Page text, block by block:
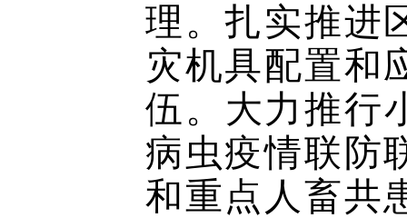
理。扎实推进
灾机具配置和
伍。大力推行
病虫疫情联防
和重点人畜共